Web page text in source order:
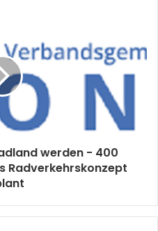
werden - 400
Radverkehrskonzept